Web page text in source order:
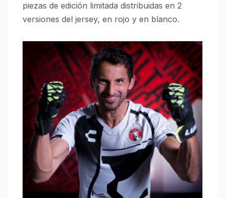
piezas de edición limitada distribuidas en 2
versiones del jersey, en rojo y en blanco.